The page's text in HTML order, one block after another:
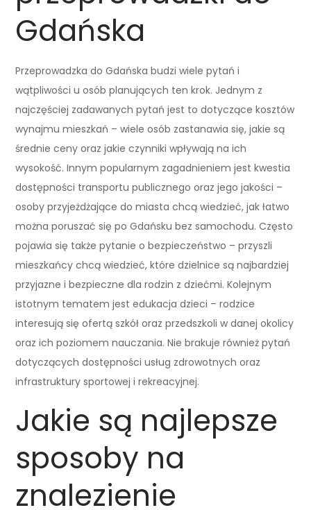
Gdańska
Przeprowadzka do Gdańska budzi wiele pytań i
wątpliwości u osób planujących ten krok. Jednym z
najczęściej zadawanych pytań jest to dotyczące kosztów
wynajmu mieszkań – wiele osób zastanawia się, jakie są
średnie ceny oraz jakie czynniki wpływają na ich
wysokość. Innym popularnym zagadnieniem jest kwestia
dostępności transportu publicznego oraz jego jakości –
osoby przyjeżdżające do miasta chcą wiedzieć, jak łatwo
można poruszać się po Gdańsku bez samochodu. Często
pojawia się także pytanie o bezpieczeństwo – przyszli
mieszkańcy chcą wiedzieć, które dzielnice są najbardziej
przyjazne i bezpieczne dla rodzin z dziećmi. Kolejnym
istotnym tematem jest edukacja dzieci – rodzice
interesują się ofertą szkół oraz przedszkoli w danej okolicy
oraz ich poziomem nauczania. Nie brakuje również pytań
dotyczących dostępności usług zdrowotnych oraz
infrastruktury sportowej i rekreacyjnej.
Jakie są najlepsze
sposoby na
znalezienie